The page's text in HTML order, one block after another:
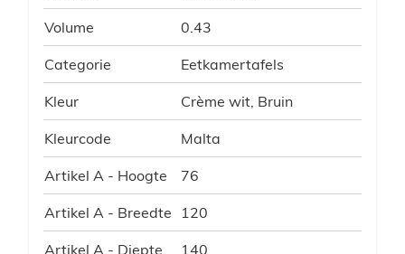
Volume 0.43
Categorie Eetkamertafels
Kleur Crème wit, Bruin
Kleurcode Malta
Artikel A - Hoogte 76
Artikel A - Breedte 120
Artikel A - Diepte 140